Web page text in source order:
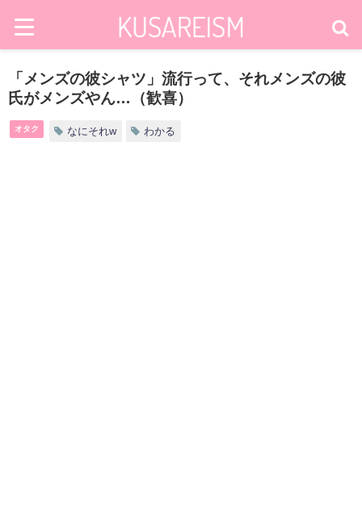
「メンズの彼シャツ」流行って、それメンズの彼
氏がメンズやん…（歓喜）
オタク なにそれw わかる